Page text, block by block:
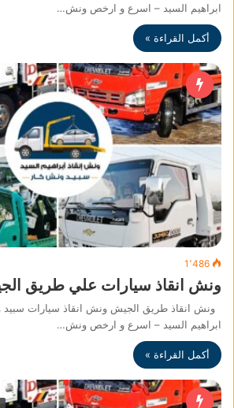
ابراهيم السيد – اسرع و ارخص ونش…
أكمل القراءة »
1٬486
ونش انقاذ سيارات علي طريق
ونش انقاذ طريق الجيش ونش انقاذ سيارات سبيد
ابراهيم السيد – اسرع و ارخص ونش…
أكمل القراءة »